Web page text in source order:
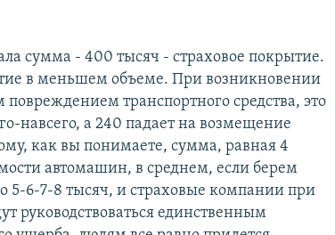
сумма - 400 тысяч - страховое покрытие.
в меньшем объеме. При возникновении
транспортного средства, это
навсего, а 240 падает на возмещение
как вы понимаете, сумма, равная 4
автомашин, в среднем, если берем
5-6-7-8 тысяч, и страховые компании при
руководствоваться единственным